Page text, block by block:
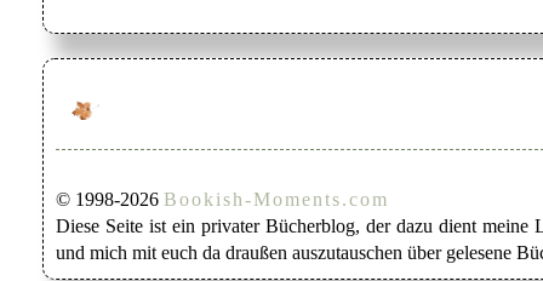
© 1998-2026 Bookish-Moments.com
Diese Seite ist ein privater Bücherblog, der dazu dient meine
und mich mit euch da draußen auszutauschen über gelesene